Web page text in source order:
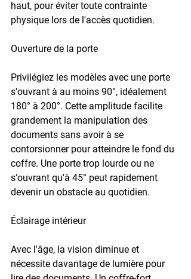
haut, pour éviter toute contrainte
physique lors de l'accès quotidien.
Ouverture de la porte
Privilégiez les modèles avec une porte
s'ouvrant à au moins 90°, idéalement
180° à 200°. Cette amplitude facilite
grandement la manipulation des
documents sans avoir à se
contorsionner pour atteindre le fond du
coffre. Une porte trop lourde ou ne
s'ouvrant qu'à 45° peut rapidement
devenir un obstacle au quotidien.
Éclairage intérieur
Avec l'âge, la vision diminue et
nécessite davantage de lumière pour